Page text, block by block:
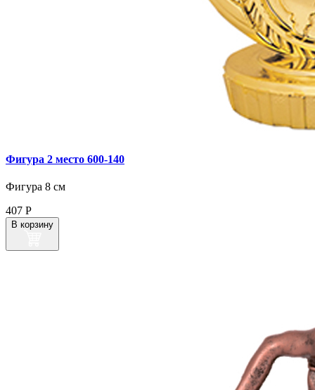
Фигура 2 место 600‑140
Фигура 8 см
407 Р
В корзину